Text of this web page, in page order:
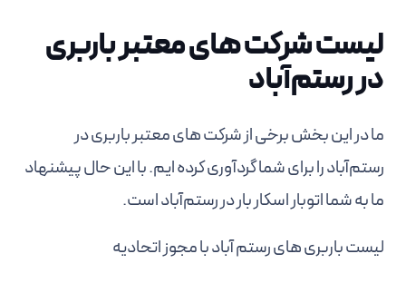
لیست شرکت های معتبر باربری
در رستم‌آباد
ما در این بخش برخی از شرکت های معتبر باربری در
رستم‌آباد را برای شما گردآوری کرده ایم. با این حال پیشنهاد
ما به شما اتوبار اسکار بار در رستم‌آباد است.
لیست باربری های رستم آباد با مجوز اتحادیه